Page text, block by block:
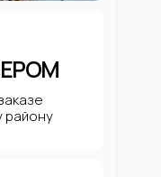
району